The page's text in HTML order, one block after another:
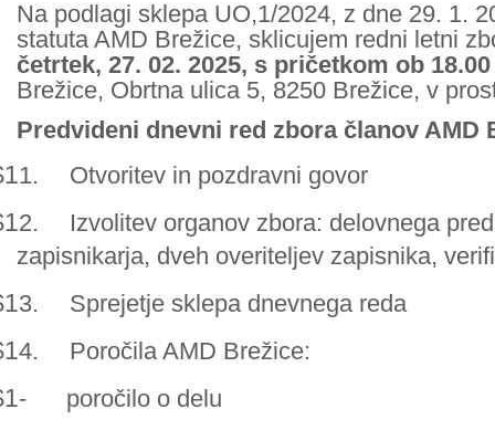
Na podlagi sklepa UO,1/2024, z dne 29. 1.
statuta AMD Brežice, sklicujem redni letni
četrtek, 27. 02. 2025, s pričetkom ob
Brežice, Obrtna ulica 5, 8250 Brežice, v
Predvideni dnevni red zbora članov AMD
1. Otvoritev in pozdravni govor
2.
Izvolitev organov zbora: delovnega
zapisnikarja, dveh overiteljev zapisnika,
3. Sprejetje sklepa dnevnega reda
4. Poročila AMD Brežice:
- poročilo o delu